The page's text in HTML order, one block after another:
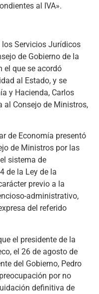
al IVA».
Servicios Jurídicos
de Gobierno de la
el que se acordó
al Estado, y se
y Hacienda, Carlos
al Consejo de Ministros,
de Economía presentó
de Ministros por las
sistema de
de la Ley de la
previo a la
administrativo,
del referido
el presidente de la
el 26 de agosto de
del Gobierno, Pedro
por no
definitiva de